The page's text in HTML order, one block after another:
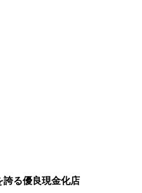
誇る優良現金化店